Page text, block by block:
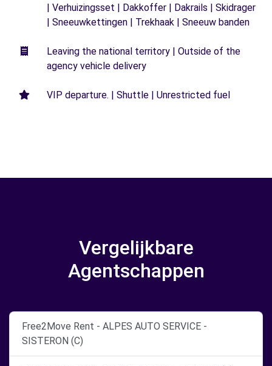
| Verhuizingsset | Dakkoffer | Dakrails | Skidrager
| Sneeuwkettingen | Trekhaak | Sneeuw banden
Leaving the national territory | Outside of the
agency vehicle delivery
VIP departure. | Shuttle | Unrestricted fuel
Vergelijkbare
Agentschappen
Free2Move Rent - ALPES AUTO SERVICE -
SISTERON (C)